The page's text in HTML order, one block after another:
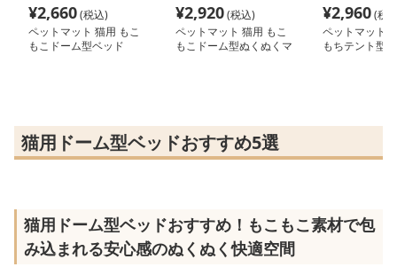
¥2,660(税込)
ペットマット 猫用 もこ
もこドーム型ベッド
¥2,920(税込)
ペットマット 猫用 もこ
もこドーム型ぬくぬくマ
¥2,960(税
ペットマット
もちテント型
猫用ドーム型ベッドおすすめ5選
猫用ドーム型ベッドおすすめ！もこもこ素材で包
み込まれる安心感のぬくぬく快適空間